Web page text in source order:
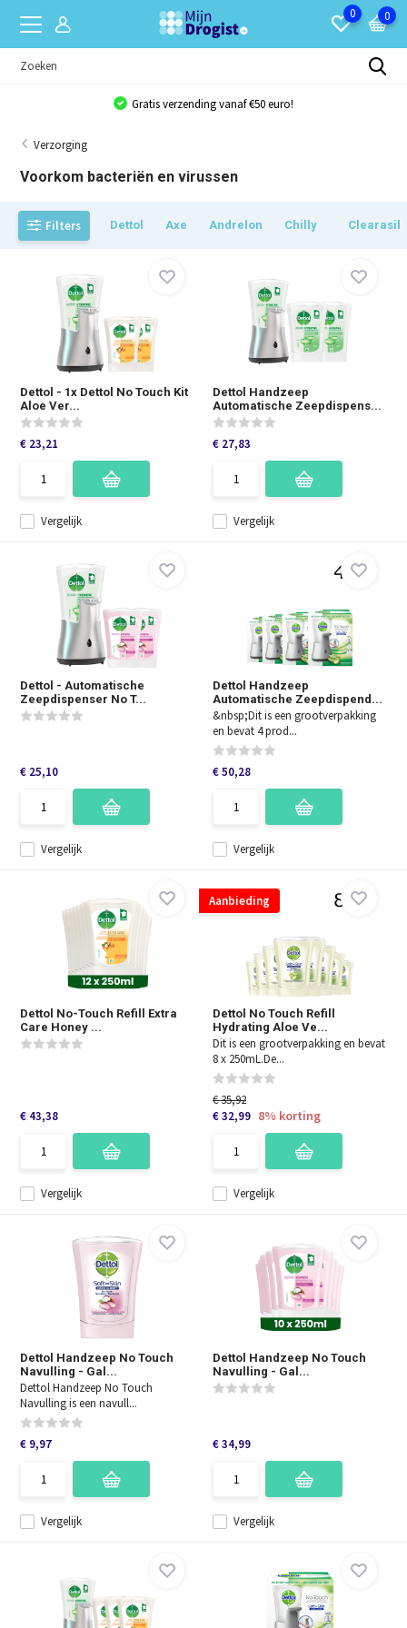
0 0
Gratis verzending vanaf €50 euro!
Verzorging
Voorkom bacteriën en virussen
Filters Dettol Axe Andrelon Chilly Clearasil
Dettol - 1x Dettol No Touch Kit
Aloe Ver...
Vergelijk
€ 23,21
Dettol Handzeep
Automatische Zeepdispens...
Vergelijk
€ 27,83
Dettol - Automatische
Zeepdispenser No T...
Vergelijk
€ 25,10
Dettol Handzeep
Automatische Zeepdispend...
&nbsp;Dit is een grootverpakking
en bevat 4 prod...
Vergelijk
€ 50,28
Dettol No-Touch Refill Extra
Care Honey ...
Vergelijk
€ 43,38
Aanbieding
Dettol No Touch Refill
Hydrating Aloe Ve...
Dit is een grootverpakking en bevat
8 x 250mL.De...
Vergelijk
€ 35,92
€ 32,99 8% korting
Dettol Handzeep No Touch
Navulling - Gal...
Dettol Handzeep No Touch
Navulling is een navull...
Vergelijk
€ 9,97
Dettol Handzeep No Touch
Navulling - Gal...
Vergelijk
€ 34,99